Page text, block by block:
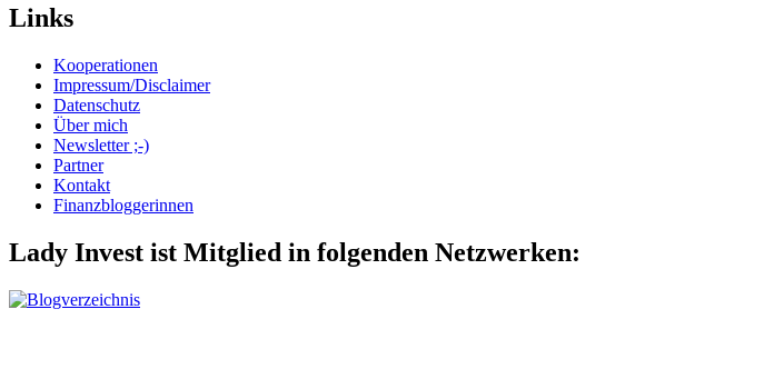
Links
Kooperationen
Impressum/Disclaimer
Datenschutz
Über mich
Newsletter ;-)
Partner
Kontakt
Finanzbloggerinnen
Lady Invest ist Mitglied in folgenden Netzwerken: